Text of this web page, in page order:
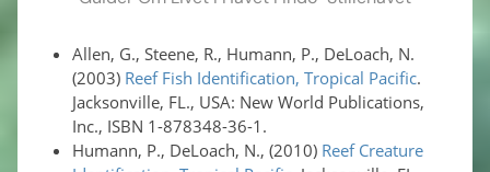
Allen, G., Steene, R., Humann, P., DeLoach, N.
(2003) Reef Fish Identification, Tropical Pacific.
Jacksonville, FL., USA: New World Publications,
Inc., ISBN 1-878348-36-1.
Humann, P., DeLoach, N., (2010) Reef Creature